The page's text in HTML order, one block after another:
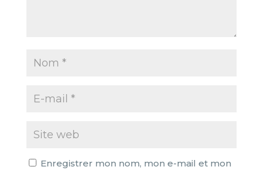
Enregistrer mon nom, mon e-mail et mon